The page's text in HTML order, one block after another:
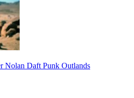
Nolan Daft Punk Outlands